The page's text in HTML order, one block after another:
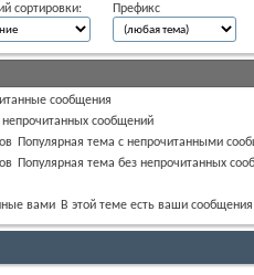
сортировки: Префикс
сообщения
непрочитанных сообщений
Популярная тема с непрочитанными
Популярная тема без непрочитанных
В этой теме есть ваши сообщения